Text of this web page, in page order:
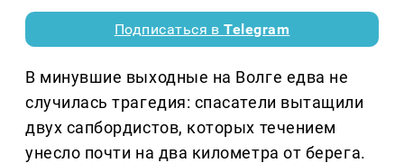
Подписаться вTelegram
В минувшие выходные на Волге едва не
случилась трагедия: спасатели вытащили
двух сапбордистов, которых течением
унесло почти на два километра от берега.